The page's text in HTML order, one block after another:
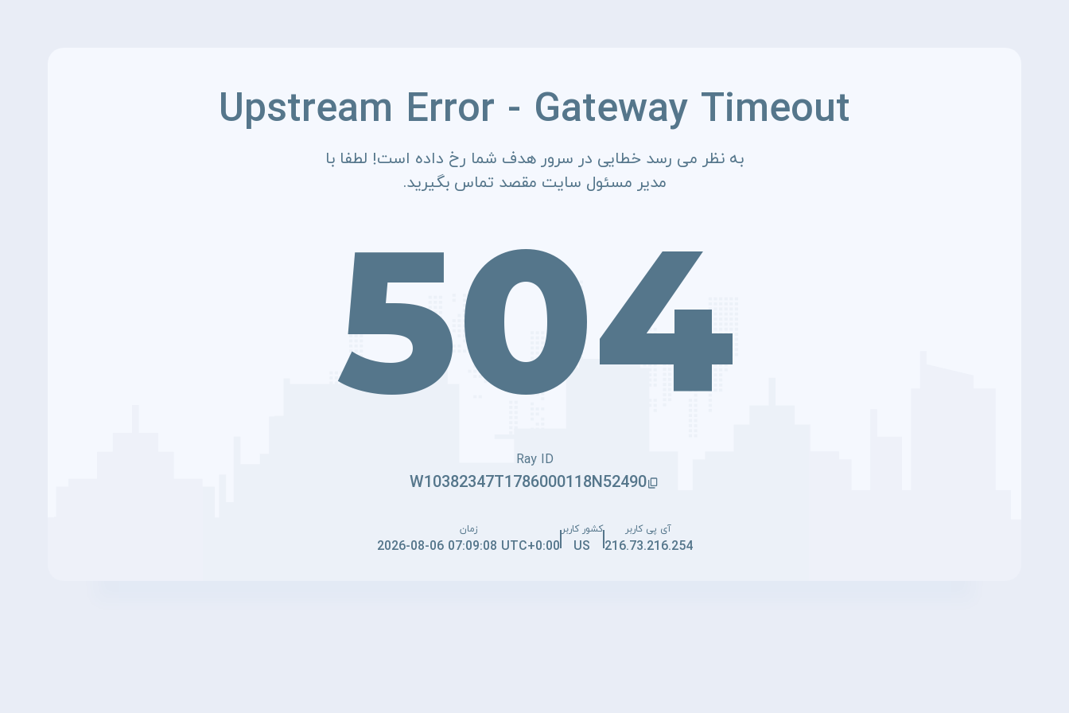
Upstream Error - Gateway Timeout
به نظر می رسد خطایی در سرور هدف شما رخ داده است! لطفا با
مدیر مسئول سایت مقصد تماس بگیرید.
504
Ray ID
W10382347T1786000118N52490
آی پی کاربر
216.73.216.254
کشور کاربر
US
زمان
2026-08-06 07:09:08 UTC+0:00